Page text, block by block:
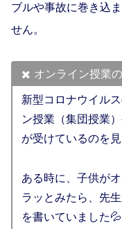
ブルや事故に巻き込
せん。
オンライン授業
新型コロナウイル
ン授業（集団授業
が受けているのを
ある時に、子供が
ラッとみたら、先
を書いていました💦